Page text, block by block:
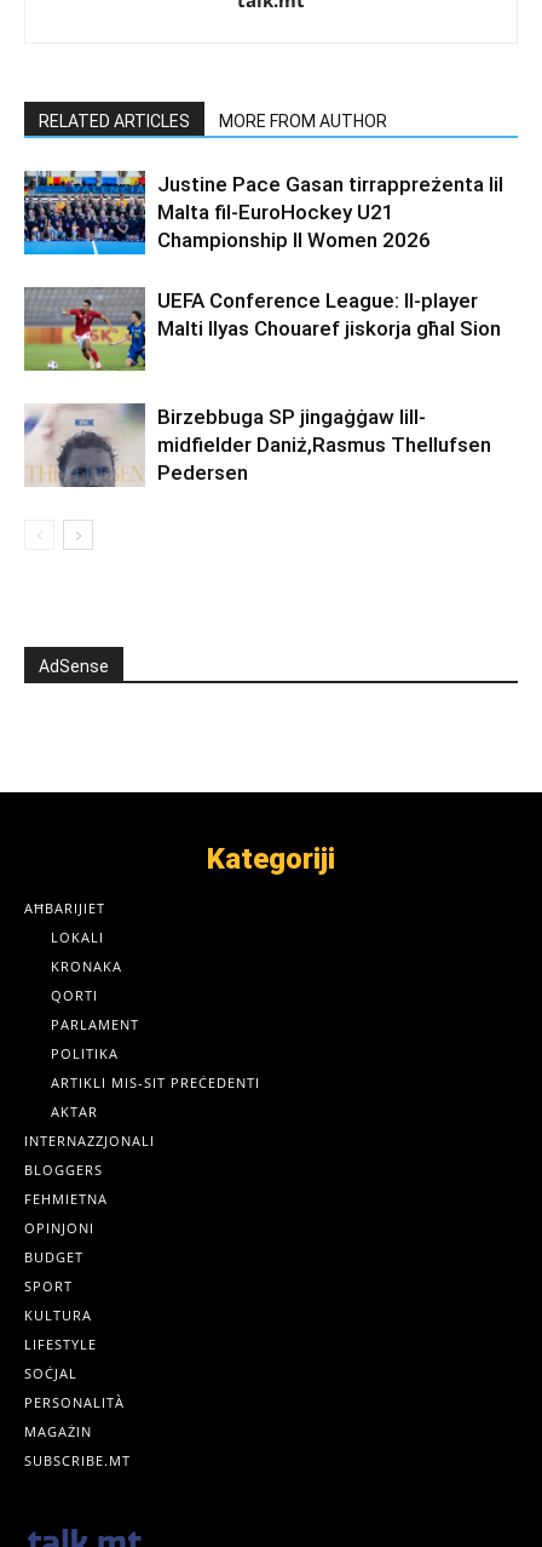
RELATED ARTICLES MORE FROM AUTHOR
Justine Pace Gasan tirrappreżenta lil
Malta fil-EuroHockey U21
Championship II Women 2026
UEFA Conference League: Il-player
Malti Ilyas Chouaref jiskorja għal Sion
Birzebbuga SP jingaġġaw lill-
midfielder Daniż,Rasmus Thellufsen
Pedersen
AdSense
Kategoriji
AĦBARIJIET
LOKALI
KRONAKA
QORTI
PARLAMENT
POLITIKA
ARTIKLI MIS-SIT PREĊEDENTI
AKTAR
INTERNAZZJONALI
BLOGGERS
FEHMIETNA
OPINJONI
BUDGET
SPORT
KULTURA
LIFESTYLE
SOĊJAL
PERSONALITÀ
MAGAŻIN
SUBSCRIBE.MT